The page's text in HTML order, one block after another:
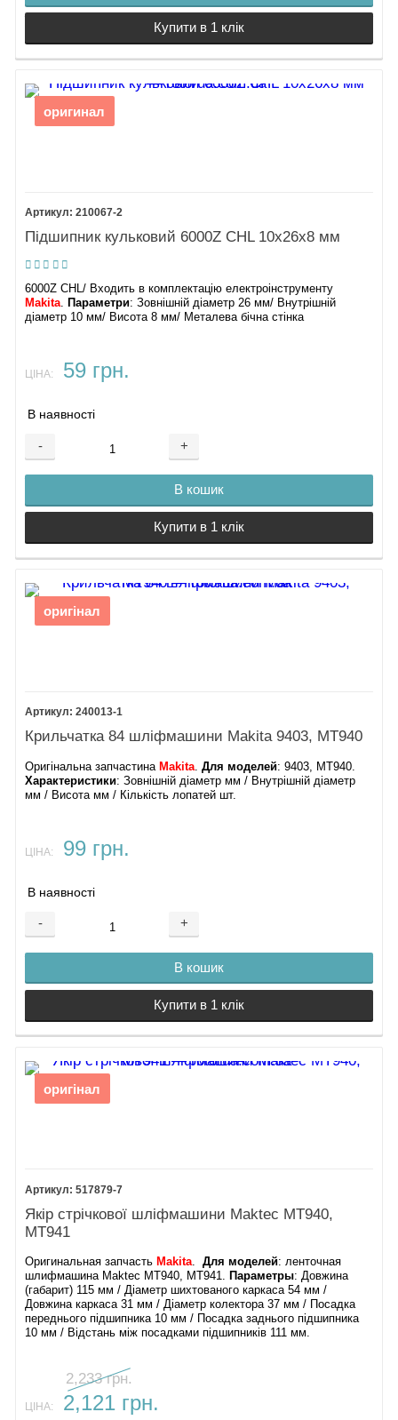
Купити в 1 клік
оригинал
210067-2
Підшипник кульковий 6000Z CHL 10х26х8 мм
6000Z CHL/ Входить в комплектацію електроінструменту
Makita. Параметри: Зовнішній діаметр 26 мм/ Внутрішній
діаметр 10 мм/ Висота 8 мм/ Металева бічна стінка
ЦІНА: 59 грн.
В наявності
- +
В кошик
Купити в 1 клік
оригінал
240013-1
Крильчатка 84 шліфмашини Makita 9403, MT940
Оригінальна запчастина Makita .Для моделей: 9403, MT940.
Характеристики: Зовнішній діаметр мм / Внутрішній діаметр
мм / Висота мм / Кількість лопатей шт.
ЦІНА: 99 грн.
В наявності
- +
В кошик
Купити в 1 клік
оригінал
517879-7
Якір стрічкової шліфмашини Maktec МТ940,
МТ941
Оригинальная запчасть Makita.Для моделей: ленточная
шлифмашина Maktec МТ940, МТ941. Параметры: Довжина
(габарит) 115 мм / Діаметр шихтованого каркаса 54 мм /
Довжина каркаса 31 мм / Діаметр колектора 37 мм / Посадка
переднього підшипника 10 мм / Посадка заднього підшипника
10 мм / Відстань між посадками підшипників 111 мм.
2,233 грн.
ЦІНА: 2,121 грн.